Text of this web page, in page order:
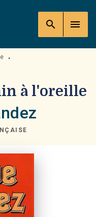
search menu
•
à l'oreille